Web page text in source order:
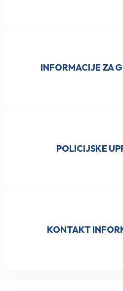
INFORMACIJE ZA
POLICIJSKE
KONTAKT